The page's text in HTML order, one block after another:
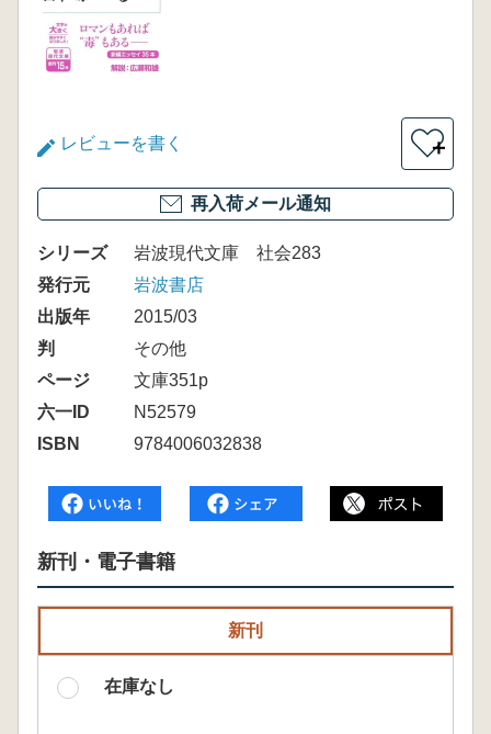
レビューを書く ＋
再入荷メール通知
シリーズ
岩波現代文庫 社会283
発行元
岩波書店
出版年
2015/03
判
その他
ページ
文庫351p
六一ID
N52579
ISBN
9784006032838
新刊・電子書籍
新刊
在庫なし